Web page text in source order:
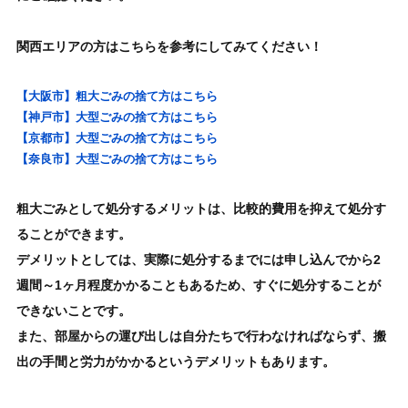
関西エリアの方はこちらを参考にしてみてください！
【大阪市】粗大ごみの捨て方はこちら
【神戸市】大型ごみの捨て方はこちら
【京都市】大型ごみの捨て方はこちら
【奈良市】大型ごみの捨て方はこちら
粗大ごみとして処分するメリットは、比較的費用を抑えて処分す
ることができます。
デメリットとしては、実際に処分するまでには申し込んでから2
週間～1ヶ月程度かかることもあるため、すぐに処分することが
できないことです。
また、部屋からの運び出しは自分たちで行わなければならず、搬
出の手間と労力がかかるというデメリットもあります。